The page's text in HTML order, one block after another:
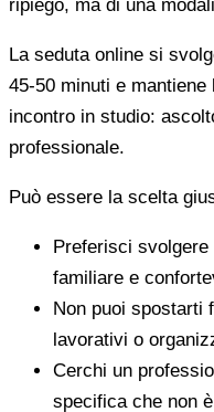
ripiego, ma di una
La seduta online si
45-50 minuti e
incontro in studio:
professionale.
Può essere la scelta
Preferisci svolgere
familiare e
Non puoi spostarti
lavorativi o
Cerchi un
specifica che non